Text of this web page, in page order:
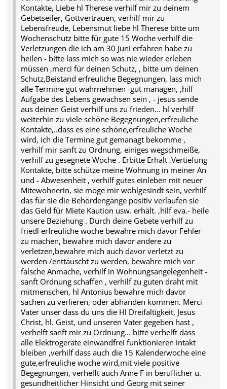
Kontakte, Liebe hl Therese verhilf mir zu deinem
Gebetseifer, Gottvertrauen, verhilf mir zu
Lebensfreude, Lebensmut liebe hl Therese bitte um
Wochenschutz bitte für gute 15 Woche verhilf die
Verletzungen die ich am 30 Juni erfahren habe zu
heilen - bitte lass mich so was nie wieder erleben
müssen ,merci für deinen Schutz, , bitte um deinen
Schutz,Beistand erfreuliche Begegnungen, lass mich
alle Termine gut wahrnehmen -gut managen, ,hilf
Aufgabe des Lebens gewachsen sein , - jesus sende
aus deinen Geist verhilf uns zu frieden... hl verhilf
weiterhin zu viele schöne Begegnungen,erfreuliche
Kontakte,..dass es eine schöne,erfreuliche Woche
wird, ich die Termine gut gemanagt bekomme ,
verhilf mir sanft zu Ordnung, einiges wegschmeiße,
verhilf zu gesegnete Woche . Erbitte Erhalt ,Vertiefung
Kontakte, bitte schütze meine Wohnung in meiner An
und - Abwesenheit , verhilf gutes einleben mit neuer
Mitewohnerin, sie möge mir wohlgesindt sein, verhilf
das für sie die Behördengänge positiv verlaufen sie
das Geld für Miete Kaution usw. erhält. ,hilf eva.- heile
unsere Beziehung . Durch deine Gebete verhilf zu
friedl erfreuliche woche bewahre mich davor Fehler
zu machen, bewahre mich davor andere zu
verletzen,bewahre mich auch davor verletzt zu
werden /enttäuscht zu werden, bewahre mich vor
falsche Anmache, verhilf in Wohnungsangelegenheit -
sanft Ordnung schaffen , verhilf zu guten draht mit
mitmenschen, hl Antonius bewahre mich davor
sachen zu verlieren, oder abhanden kommen. Merci
Vater unser dass du uns die Hl Dreifaltigkeit, Jesus
Christ, hl. Geist, und unseren Vater gegeben hast ,
verhelft sanft mir zu Ordnung... bitte verhelft dass
alle Elektrogeräte einwandfrei funktionieren intakt
bleiben ,verhilf dass auch die 15 Kalenderwoche eine
gute,erfreuliche woche wird,mit viele positive
Begegnungen, verhelft auch Anne F in beruflicher u.
gesundheitlicher Hinsicht und Georg mit seiner